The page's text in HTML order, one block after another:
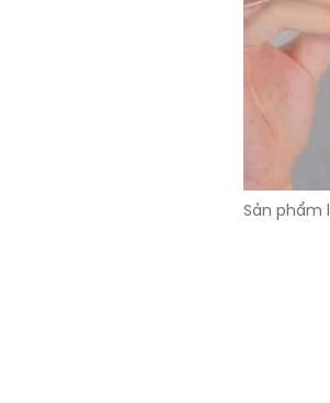
Sản phẩm